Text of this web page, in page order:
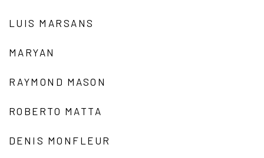
LUIS MARSANS
MARYAN
RAYMOND MASON
ROBERTO MATTA
DENIS MONFLEUR